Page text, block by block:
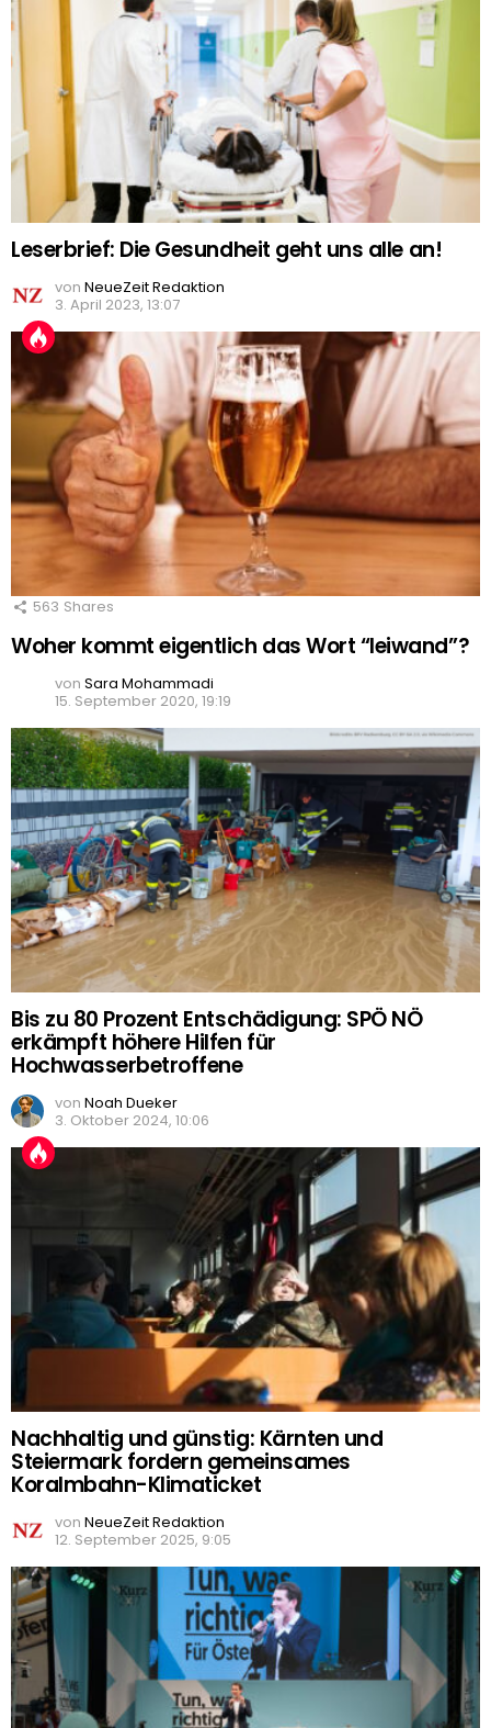
Leserbrief: Die Gesundheit geht uns alle an!
von NeueZeit Redaktion
3. April 2023, 13:07
563 Shares
Woher kommt eigentlich das Wort “leiwand”?
von Sara Mohammadi
15. September 2020, 19:19
Bis zu 80 Prozent Entschädigung: SPÖ NÖ
erkämpft höhere Hilfen für
Hochwasserbetroffene
von Noah Dueker
3. Oktober 2024, 10:06
Nachhaltig und günstig: Kärnten und
Steiermark fordern gemeinsames
Koralmbahn-Klimaticket
von NeueZeit Redaktion
12. September 2025, 9:05